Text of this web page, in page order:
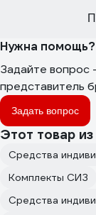
Нужна помощь?
Задайте вопрос
представитель
Задать вопрос
Этот товар
Комплекты СИЗ